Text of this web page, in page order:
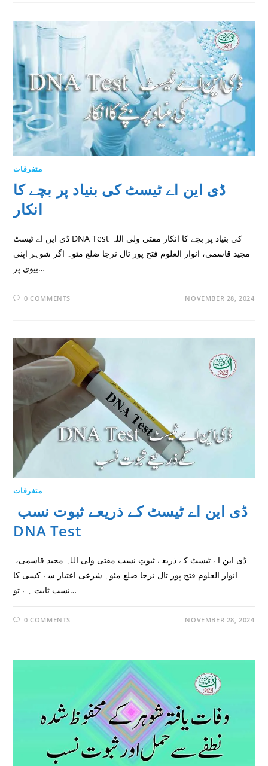
متفرقات
ڈی این اے ٹیسٹ کی بنیاد پر بچے کا
انکار
ڈی این اے ٹیسٹ DNA Test کی بنیاد پر بچے کا انکار مفتی ولی اللہ
مجید قاسمی، انوار العلوم فتح پور تال نرجا ضلع مئو۔ اگر شوہر اپنی
بیوی پر…
0 COMMENTS NOVEMBER 28, 2024
متفرقات
DNA Test
انوار العلوم فتح پور تال نرجا ضلع مئو۔ شرعی اعتبار سے کسی کا
نسب ثابت ہے تو…
0 COMMENTS NOVEMBER 28, 2024